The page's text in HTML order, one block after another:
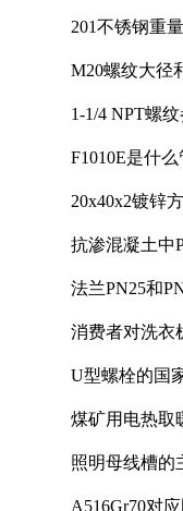
201不锈钢重
M20螺纹大径
1-1/4 NPT螺
F1010E是什
20x40x2镀锌
抗渗混凝土中
法兰PN25和
消费者对洗衣
U型螺栓的国
煤矿用电热取
照明母线槽的
A516Gr70对